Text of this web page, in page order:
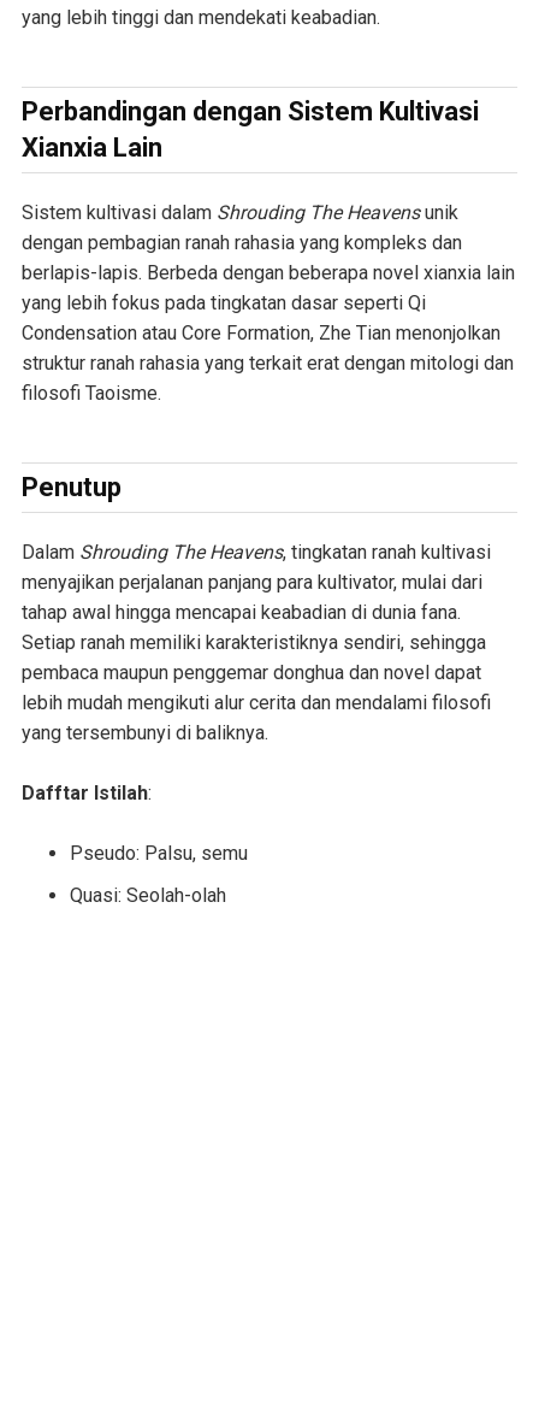
yang lebih tinggi dan mendekati keabadian.
Perbandingan dengan Sistem Kultivasi
Xianxia Lain
Sistem kultivasi dalam Shrouding The Heavensunik
dengan pembagian ranah rahasia yang kompleks dan
berlapis-lapis. Berbeda dengan beberapa novel xianxia lain
yang lebih fokus pada tingkatan dasar seperti Qi
Condensation atau Core Formation, Zhe Tian menonjolkan
struktur ranah rahasia yang terkait erat dengan mitologi dan
filosofi Taoisme.
Penutup
Dalam Shrouding The Heavens, tingkatan ranah kultivasi
menyajikan perjalanan panjang para kultivator, mulai dari
tahap awal hingga mencapai keabadian di dunia fana.
Setiap ranah memiliki karakteristiknya sendiri, sehingga
pembaca maupun penggemar donghua dan novel dapat
lebih mudah mengikuti alur cerita dan mendalami filosofi
yang tersembunyi di baliknya.
Dafftar Istilah:
Pseudo: Palsu, semu
Quasi: Seolah-olah